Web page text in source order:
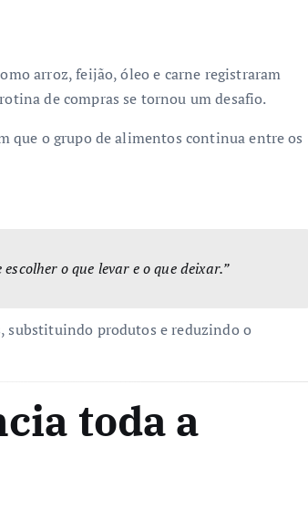
arroz, feijão, óleo e carne registraram
de compras se tornou um desafio.
que o grupo de alimentos continua entre os
o que levar e o que deixar.”
substituindo produtos e reduzindo o
toda a